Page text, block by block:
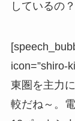
しているの
icon=”shiro-
東圏を主力
較だね～。